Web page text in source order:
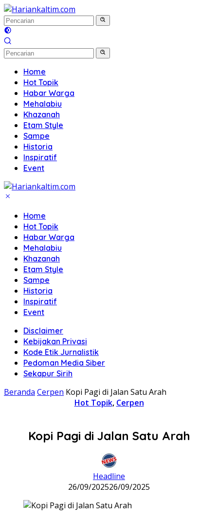
Langsung
ke
konten
Home
Hot Topik
Habar Warga
Mehalabiu
Khazanah
Etam Style
Sampe
Historia
Inspiratif
Event
Home
Hot Topik
Habar Warga
Mehalabiu
Khazanah
Etam Style
Sampe
Historia
Inspiratif
Event
Disclaimer
Kebijakan Privasi
Kode Etik Jurnalistik
Pedoman Media Siber
Sekapur Sirih
Beranda Cerpen Kopi Pagi di Jalan Satu Arah
Hot Topik, Cerpen
Kopi Pagi di Jalan Satu Arah
Headline
26/09/202526/09/2025